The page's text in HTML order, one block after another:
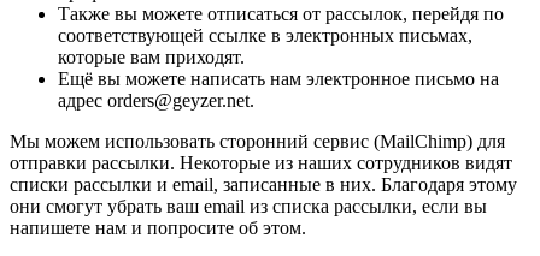
Также вы можете отписаться от рассылок, перейдя по
соответствующей ссылке в электронных письмах,
которые вам приходят.
Ещё вы можете написать нам электронное письмо на
адрес orders@geyzer.net.
Мы можем использовать сторонний сервис (MailChimp) для
отправки рассылки. Некоторые из наших сотрудников видят
списки рассылки и email, записанные в них. Благодаря этому
они смогут убрать ваш email из списка рассылки, если вы
напишете нам и попросите об этом.